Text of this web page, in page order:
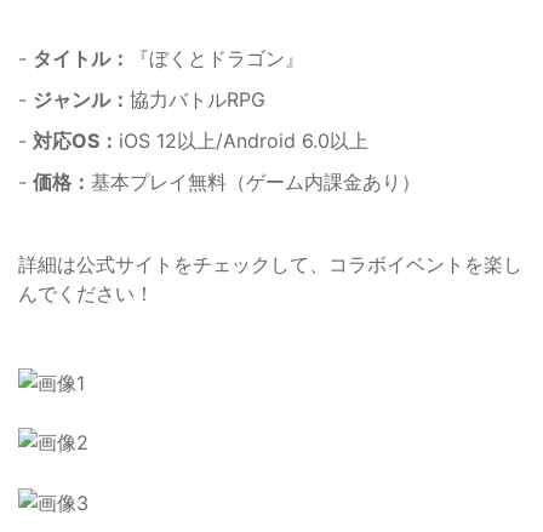
- タイトル：
『ぼくとドラゴン』
- ジャンル： 協力バトルRPG
- 対応OS： iOS 12以上/Android 6.0以上
- 価格： 基本プレイ無料（ゲーム内課金あり）
詳細は公式サイトをチェックして、コラボイベントを楽し
んでください！